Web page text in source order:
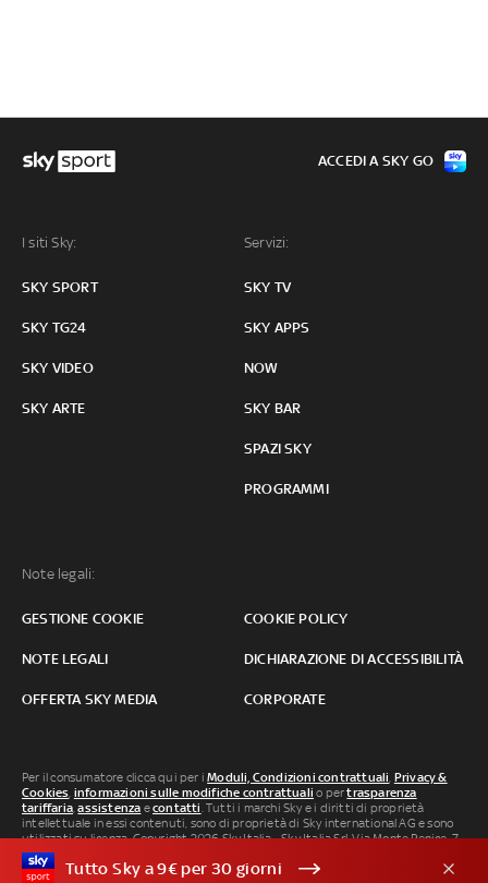
I siti Sky:
SKY SPORT
SKY TG24
SKY VIDEO
SKY ARTE
Servizi:
SKY TV
SKY APPS
NOW
SKY BAR
SPAZI SKY
PROGRAMMI
Note legali:
GESTIONE COOKIE COOKIE POLICY
NOTE LEGALI DICHIARAZIONE DI ACCESSIBILITÀ
OFFERTA SKY MEDIA CORPORATE
ACCEDI A SKY GO
Per il consumatore clicca qui per iModuli, Condizioni contrattuali, Privacy &
Cookies, informazioni sulle modifiche contrattuali o pertrasparenza
tariffaria,assistenza econtatti. Tutti i marchi Sky e i diritti di proprietà
intellettuale in essi contenuti, sono di proprietà di Sky international AG e sono
utilizzati su licenza. Copyright 2026 Sky Italia - Sky Italia Srl Via Monte Penice, 7 -
20138 Milano P.IVA 04619241005. SkyTG24: ISSN 3035-1537 e SkySport: ISSN
3035-1545.Segnalazione Abusi
Tutto Sky a 9€ per 30 giorni